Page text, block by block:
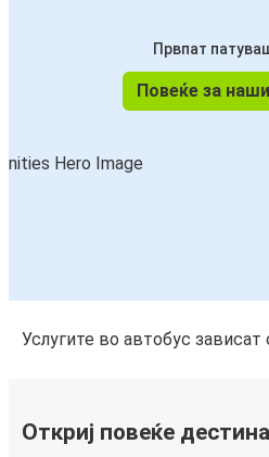
Првпат
Повеќе за
Услугите во автобус
Откриј повеќе